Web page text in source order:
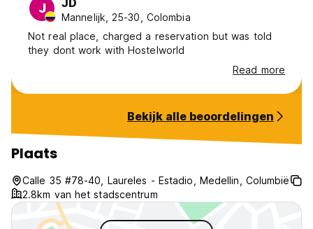
J JD
Mannelijk, 25-30, Colombia
Not real place, charged a reservation but was told
they dont work with Hostelworld
Read more
Bekijk alle beoordelingen
Plaats
Calle 35 #78-40, Laureles - Estadio, Medellin, Columbië
2.8km van het stadscentrum